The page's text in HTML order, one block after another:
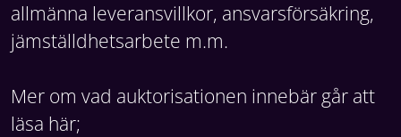
allmänna leveransvillkor, ansvarsförsäkring,
jämställdhetsarbete m.m.
Mer om vad auktorisationen innebär går att
läsa här;